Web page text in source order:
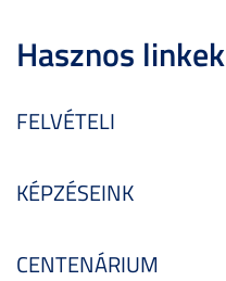
Hasznos linkek
FELVÉTELI
KÉPZÉSEINK
CENTENÁRIUM